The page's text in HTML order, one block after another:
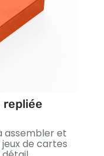
assembler et
de cartes